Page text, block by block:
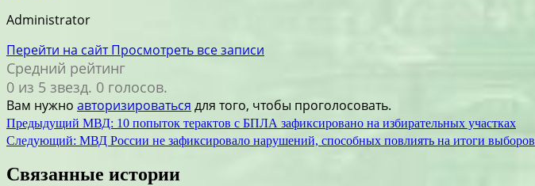
Administrator
Перейти на сайтПросмотреть все записи
Средний рейтинг
0 из 5 звезд. 0 голосов.
Вам нужно авторизироваться для того, чтобы проголосовать.
Навигация
по
записям
Предыдущий МВД: 10 попыток терактов с БПЛА зафиксировано на избирательных участках
Следующий: МВД России не зафиксировало нарушений, способных повлиять на итоги выборов
Связанные истории